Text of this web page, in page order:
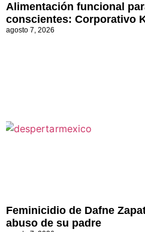
Alimentación funcional
conscientes: Corporativo
agosto 7, 2026
Feminicidio de Dafne
abuso de su padre